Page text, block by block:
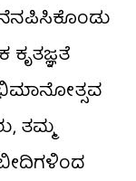
ತಮ್ಮ